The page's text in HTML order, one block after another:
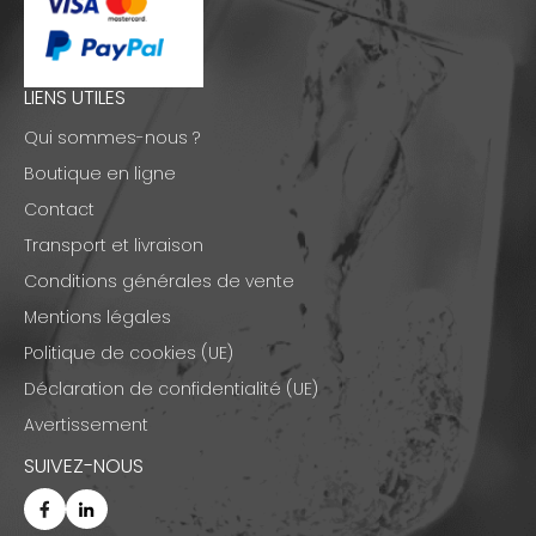
LIENS UTILES
Qui sommes-nous ?
Boutique en ligne
Contact
Transport et livraison
Conditions générales de vente
Mentions légales
Politique de cookies (UE)
Déclaration de confidentialité (UE)
Avertissement
SUIVEZ-NOUS